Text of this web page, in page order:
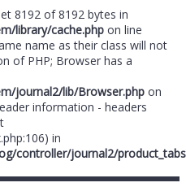
8192 of 8192 bytes in
library/cache.php on line
name as their class will not
of PHP; Browser has a
journal2/lib/Browser.php on
information - headers
in
controller/journal2/